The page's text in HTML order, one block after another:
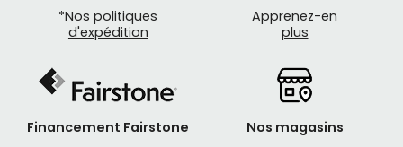
*Nos politiques
d'expédition
Apprenez-en
plus
Financement Fairstone Nos magasins